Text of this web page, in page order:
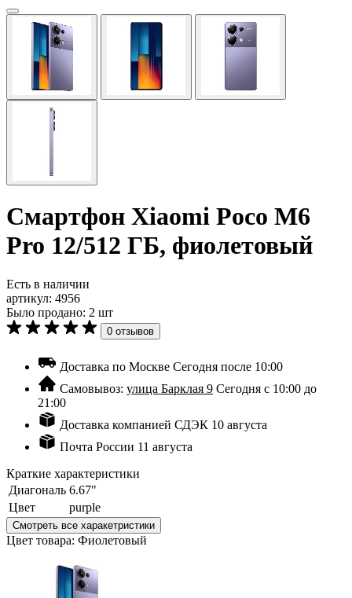
Смартфон Xiaomi Poco M6
Pro 12/512 ГБ, фиолетовый
Есть в наличии
артикул: 4956
Было продано: 2 шт
0 отзывов
Доставка по Москве Сегодня после 10:00
Самовывоз: улица Барклая 9 Сегодня с 10:00 до
21:00
Доставка компанией СДЭК 10 августа
Почта России 11 августа
Краткие характеристики
Диагональ 6.67"
Цвет
purple
Смотреть все харакетристики
Цвет товара: Фиолетовый